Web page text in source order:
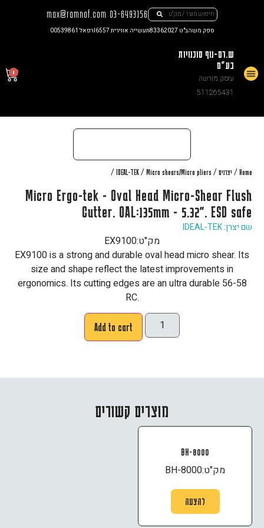
03-6493156
max@ramnof.com
ספק משהב"ט 83362027 תעשייה אווירית I6557 רפאל 00539861
ש.רם-נוף סוכנויות
בע"מ
עוסק מורשה
511265431
0
Home
/ יצרנים /
IDEAL-TEK / Micro shears/Micro pliers
/
Micro Ergo-tek - Oval Head Micro-Shear Flush
Cutter. OAL:135mm - 5.32". ESD safe
שם יצרן: IDEAL-TEK
מק"ט:EX9100
EX9100 is a strong and durable oval head micro shear. Its
size and shape reflect the latest improvements in
ergonomics. Its cutting edges are an ultra durable 56-58
RC.
Add to cart
מוצרים קשורים
BH-8000
מק"ט:BH-8000
להצעה